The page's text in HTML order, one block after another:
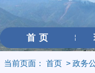
首 页
当前页面： 首页 > 政务